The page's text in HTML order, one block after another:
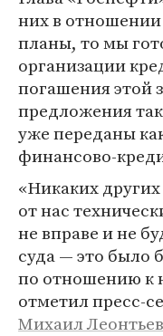
них в отношении
планы, то мы
организации
погашения этой
предложения
уже переданы
финансово-
«Никаких
от нас
не вправе и не
суда — это было
по отношению к
отметил пресс-
Михаил Леонтьев